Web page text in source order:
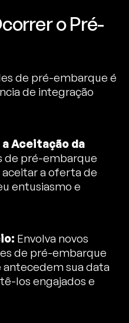
o Pré-
de pré-embarque é
de integração
Aceitação da
de pré-embarque
a oferta de
entusiasmo e
Envolva novos
de pré-embarque
antecedem sua data
los engajados e